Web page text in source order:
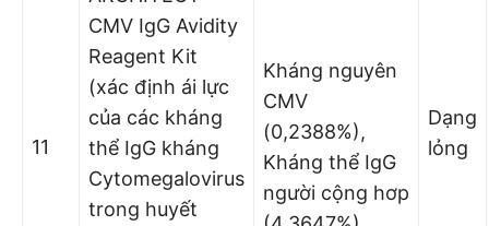
11
CMV IgG Avidity
Reagent Kit
(xác định ái lực
của các kháng
thể IgG kháng
Cytomegalovirus
trong huyết
Kháng nguyên
CMV
(0,2388%),
Kháng thể IgG
người cộng hơp
Dạng
lỏng